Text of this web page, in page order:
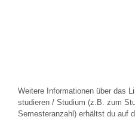
Weitere Informationen über das
studieren / Studium (z.B. zum
Semesteranzahl) erhältst du auf